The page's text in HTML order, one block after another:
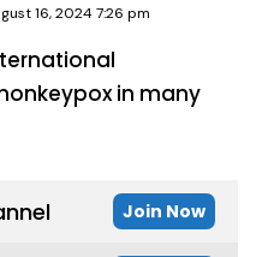
16, 2024 7:26 pm
Join Now